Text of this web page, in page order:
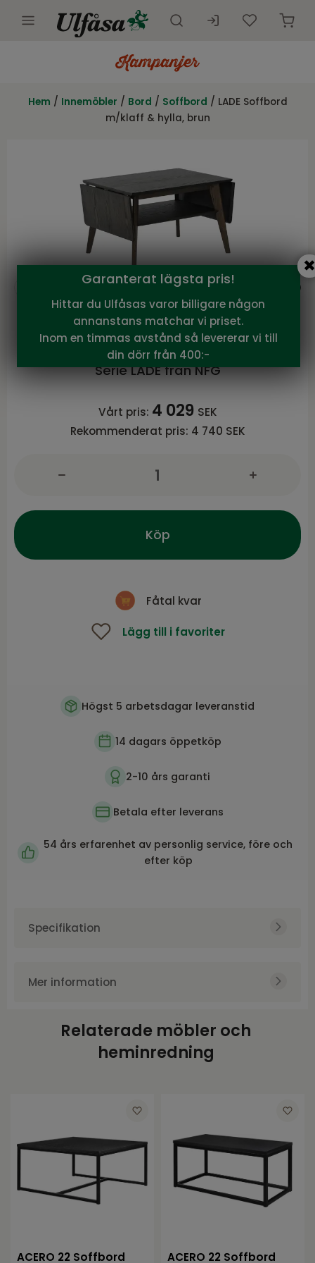
Innemöbler
Kundtjänst
Kampanjer
Hem / Innemöbler / Bord / Soffbord / LADE Soffbord
m/klaff & hylla, brun
NFG
LADE Soffbord m/klaff & hylla, brun
Serie LADE från NFG
Vårt pris: 4 029 SEK
Rekommenderat pris: 4 740 SEK
Köp
Fåtal kvar
Lägg till i favoriter
Högst 5 arbetsdagar leveranstid
14 dagars öppetköp
2-10 års garanti
Betala efter leverans
54 års erfarenhet av personlig service, före och
efter köp
Specifikation
Produktvikt
50
136
Mer information
Relaterade möbler och
heminredning
ACERO 22 Soffbord ACERO 22 Soffbord
Garanterat lägsta pris!
Hittar du Ulfåsas varor billigare någon
annanstans matchar vi priset.
Inom en timmas avstånd så levererar vi till
din dörr från 400:-